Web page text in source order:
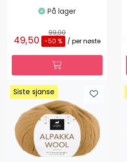
På lager
99,00
49,50 -50 % / per nøste
Siste sjanse
Siste sjanse
Siste sjanse
Siste sjanse